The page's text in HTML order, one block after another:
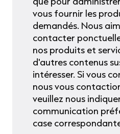
vous fournir les
demandés. Nous
contacter
nos produits et
d'autres contenus
intéresser. Si vous
nous vous
veuillez nous
communication
case